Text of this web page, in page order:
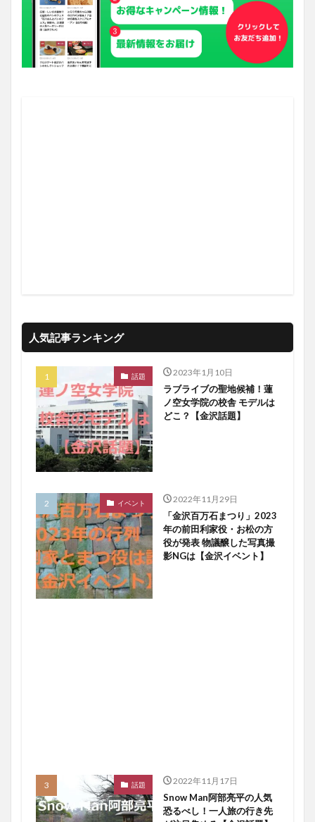
人気記事ランキング
話題 2023年1月10日
ラブライブの聖地候補！蓮
ノ空女学院の校舎 モデルは
どこ？【金沢話題】
イベント 2022年11月29日
「金沢百万石まつり」2023
年の前田利家役・お松の方
役が発表 物議醸した写真撮
影NGは【金沢イベント】
話題 2022年11月17日
Snow Man阿部亮平の人気
恐るべし！一人旅の行き先